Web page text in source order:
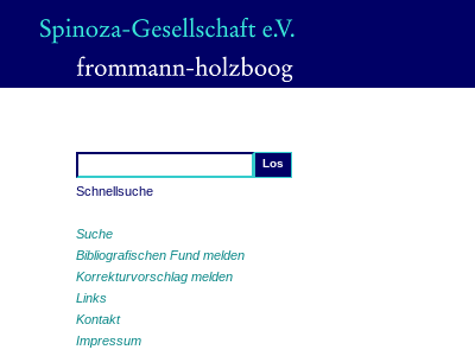
Schnellsuche
Suche
Bibliografischen Fund melden
Korrekturvorschlag melden
Links
Kontakt
Impressum